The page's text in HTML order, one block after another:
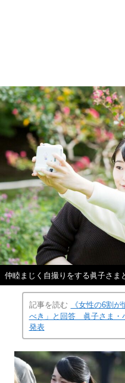
仲睦まじく自撮りをする眞子さ
記事を読む
《女性の6割
べき」と回答 眞子さま・
発表